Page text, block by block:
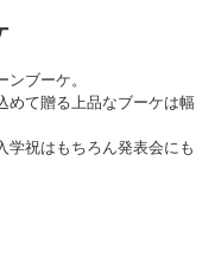
ブーケ。
めて贈る上品なブーケは幅
学祝はもちろん発表会にも